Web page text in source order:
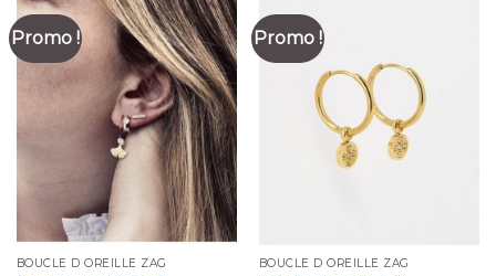
Promo !
BOUCLE D OREILLE ZAG
Promo !
BOUCLE D OREILLE ZAG